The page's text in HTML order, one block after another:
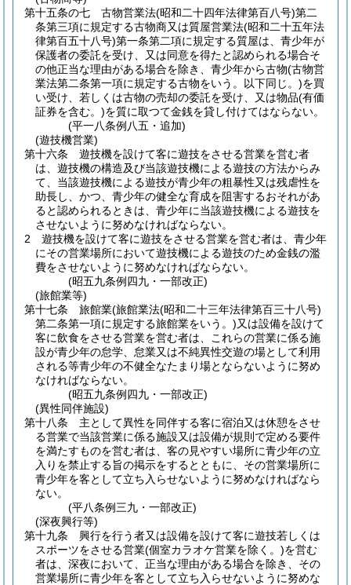
第十五条の七
古物営業法(昭和二十四年法律第百八号)第二
条第三項に規定する古物商又は質屋営業法(昭和二十五年法
律第百五十八号)第一条第二項に規定する質屋は、青少年が
保護者の委託を受け、又は同意を得たと認められる場合そ
の他正当な理由がある場合を除き、青少年から古物(古物営
業法第二条第一項に規定する古物をいう。以下同じ。)を買
い受け、若しくは古物の売却の委託を受け、又は物品(有価
証券を含む。)を質に取つて金銭を貸し付けてはならない。
(平一八条例八五・追加)
(遊技機営業)
第十六条
遊技機を設けて客に遊技をさせる営業を営む者
は、遊技機の構造及び当該遊技機による遊技の方法からみ
て、当該遊技機による遊技が青少年の粗暴性又は残虐性を
助長し、かつ、青少年の健全な育成を阻害するおそれがあ
ると認められるときは、青少年に当該遊技機による遊技を
させないように努めなければならない。
2
遊技機を設けて客に遊技をさせる営業を営む者は、青少年
にその営業場所において遊技機による遊技のため金銭の濫
費をさせないように努めなければならない。
(昭五九条例四九・一部改正)
(旅館業等)
第十七条
旅館業(旅館業法(昭和二十三年法律第百三十八号)
第二条第一項に規定する旅館業をいう。)又は設備を設けて
客に飲食をさせる営業を営む者は、これらの営業に係る施
設が青少年の怠学、怠業又は不純異性交遊の場として利用
される等青少年の不健全なたまり場とならないように努め
なければならない。
(昭五九条例四九・一部改正)
(異性同伴施設)
第十八条
主として異性を同伴する客に宿泊又は休憩をさせ
る営業で当該営業に係る施設又は設備が規則で定める要件
を満たすものを営む者は、客の見やすい場所に青少年の立
入りを禁止する旨の掲示をするとともに、その営業場所に
青少年を客として立ち入らせないように努めなければなら
ない。
(平八条例三九・一部改正)
(深夜興行等)
第十九条
興行を行う者又は設備を設けて客に遊技若しくは
スポーツをさせる営業(個室カラオケ営業を除く。)を営む
者は、深夜において、正当な理由がある場合を除き、その
営業場所に青少年を客として立ち入らせないように努めな